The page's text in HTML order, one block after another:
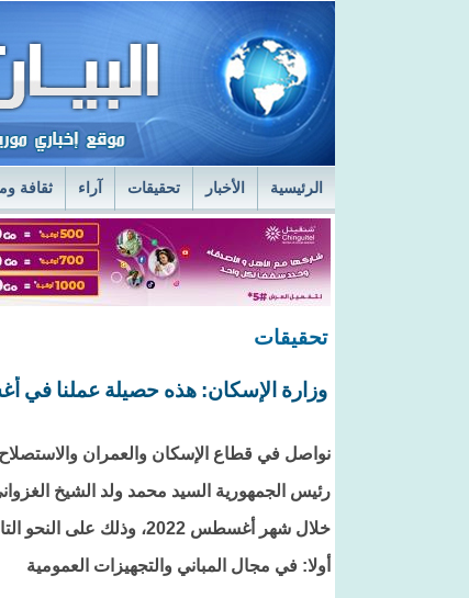
الرئيسية الأخبار تحقيقات آراء ثقافة
السفير الروسي في نواكشوط يزور مركز الصحراء
قائد أركان الجيوش يعاين الخدمات الطبية في
تحقيقات
وزارة الإسكان: هذه حصيلة عملنا في
نواصل في قطاع الإسكان والعمران
رئيس الجمهورية السيد محمد ولد الشيخ
خلال شهر أغسطس 2022، وذلك على النحو التالي:
أولا: في مجال المباني والتجهيزات العمومية